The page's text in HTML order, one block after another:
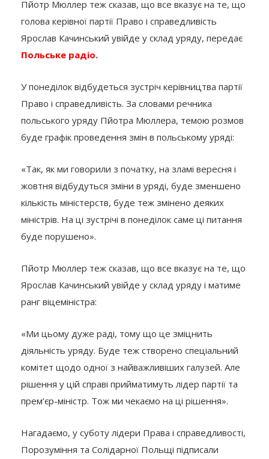
Пйотр Мюллер теж сказав, що все вказує на те, що
голова керівної партії Право і справедливість
Ярослав Качинський увійде у склад уряду, передає
Польське радіо.
У понеділок відбудеться зустріч керівництва партії
Право і справедливість. За словами речника
польського уряду Пйотра Мюллера, темою розмов
буде графік проведення змін в польському уряді:
«Так, як ми говорили з початку, на зламі вересня і
жовтня відбудуться зміни в уряді, буде зменшено
кількість міністерств, буде теж змінено деяких
міністрів. На ці зустрічі в понеділок саме ці питання
буде порушено».
Пйотр Мюллер теж сказав, що все вказує на те, що
Ярослав Качинський увійде у склад уряду і матиме
ранг віцеміністра:
«Ми цьому дуже раді, тому що це зміцнить
діяльність уряду. Буде теж створено спеціальний
комітет щодо одної з найважливіших галузей. Але
рішення у цій справі прийматимуть лідер партії та
прем’єр-міністр. Тож ми чекаємо на ці рішення».
Нагадаємо, у суботу лідери Права і справедливості,
Порозуміння та Солідарної Польщі підписали